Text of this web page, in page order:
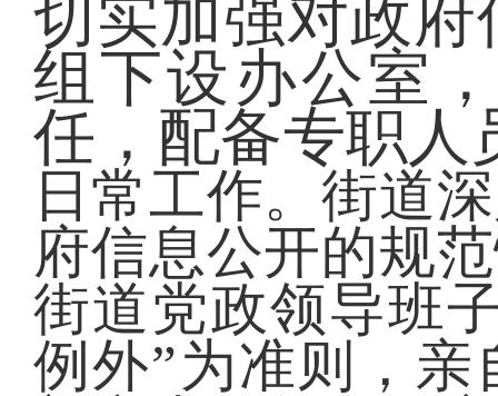
切实加强对政
组下设办公室
任，配备专职人
日常工作。街道
府信息公开的规
街道党政领导班
例外”为准则，